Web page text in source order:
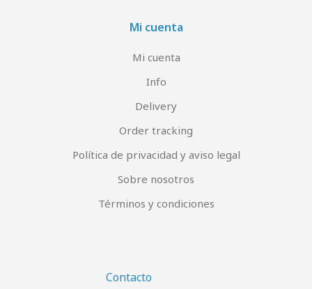
Mi cuenta
Mi cuenta
Info
Delivery
Order tracking
Política de privacidad y aviso legal
Sobre nosotros
Términos y condiciones
Contacto